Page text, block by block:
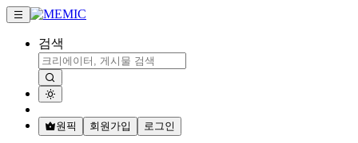
검색
원픽 회원가입 로그인